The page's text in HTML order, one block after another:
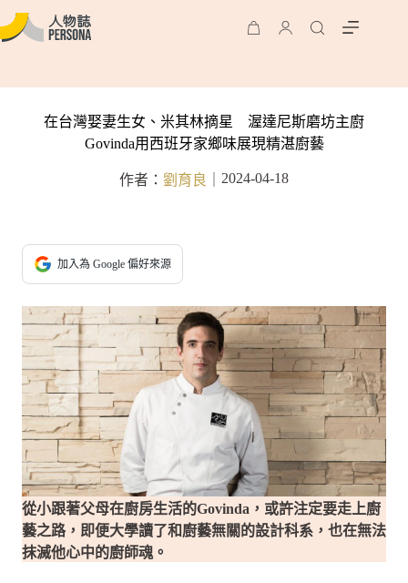
在台灣娶妻生女、米其林摘星 渥達尼斯磨坊主廚
Govinda用西班牙家鄉味展現精湛廚藝
作者： 劉育良 2024-04-18
加入為 Google 偏好來源
從小跟著父母在廚房生活的Govinda，或許注定要走上廚
藝之路，即便大學讀了和廚藝無關的設計科系，也在無法
抹滅他心中的廚師魂。